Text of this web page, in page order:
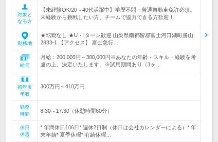
対象と
なる方
【未経験OK/20～40代活躍中】学歴不問・普通自動車免許必須。
未経験から挑戦したい方、チームで協力できる方歓迎！
勤務地
★転勤なし ★U・Iターン歓迎 山梨県南都留郡富士河口湖町勝山
2833-1 【アクセス】 富士急行…
給与
月給：200,000円～300,000円※あなたの年齢・スキル・経験を考
慮の上、決定いたします。※試用期間あり（3ヶ…
初年度
年収
300万円～410万円
勤務
時間
8:30～17:30（休憩時間60分）
休日
休暇
* 年間休日106日* 週休2日制（休日は会社カレンダーによる）* 年
末年始* 夏季休暇* 有給休暇…